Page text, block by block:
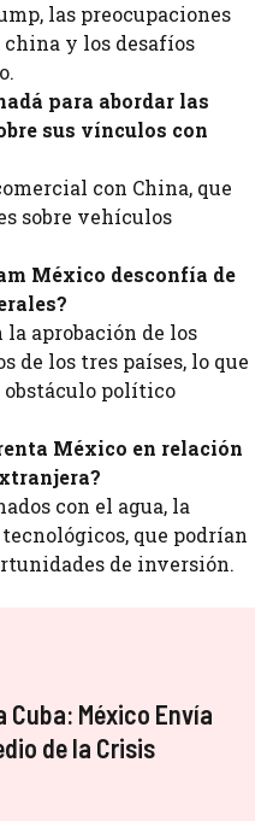
las preocupaciones
y los desafíos
para abordar las
sus vínculos con
con China, que
sobre vehículos
México desconfía de
aprobación de los
de los tres países, lo que
político
México en relación
con el agua, la
que podrían
de inversión.
México Envía
de la Crisis